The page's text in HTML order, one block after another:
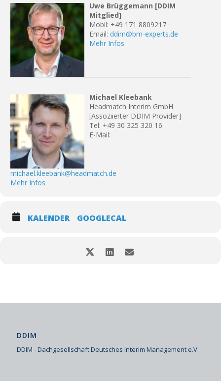
Uwe Brüggemann [DDIM
Mitglied]
Mobil: +49 171 8809217
Email: ddim@bm-experts.de
Mehr Infos
Michael Kleebank
Headmatch Interim GmbH
[Assoziierter DDIM Provider]
Tel: +49 30 325 320 16
E-Mail:
michael.kleebank@headmatch.de
Mehr Infos
KALENDER GOOGLECAL
DDIM
DDIM - Dachgesellschaft Deutsches Interim Management e.V.